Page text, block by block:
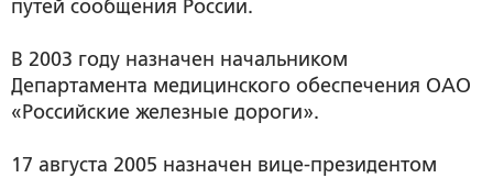
путей сообщения России.
В 2003 году назначен начальником
Департамента медицинского обеспечения ОАО
«Российские железные дороги».
17 августа 2005 назначен вице-президентом